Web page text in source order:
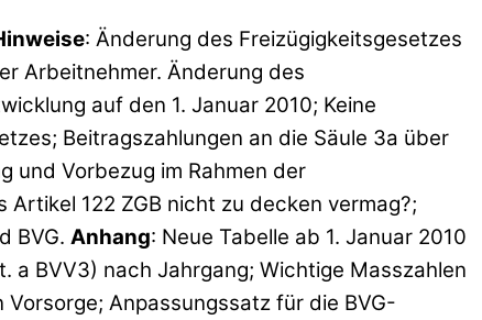
: Änderung des Freizügigkeitsgesetzes
Arbeitnehmer. Änderung des
auf den 1. Januar 2010; Keine
Beitragszahlungen an die Säule 3a über
und Vorbezug im Rahmen der
122 ZGB nicht zu decken vermag?;
BVG. Anhang: Neue Tabelle ab 1. Januar 2010
a BVV3) nach Jahrgang; Wichtige Masszahlen
Anpassungssatz für die BVG-